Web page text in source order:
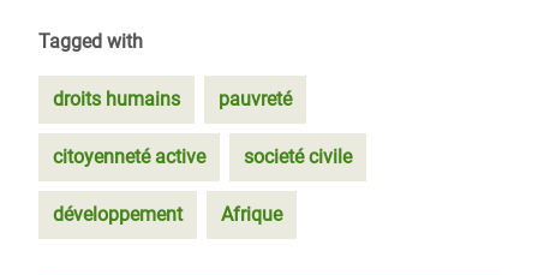
Tagged with
droits humains pauvreté
citoyenneté active societé civile
développement Afrique